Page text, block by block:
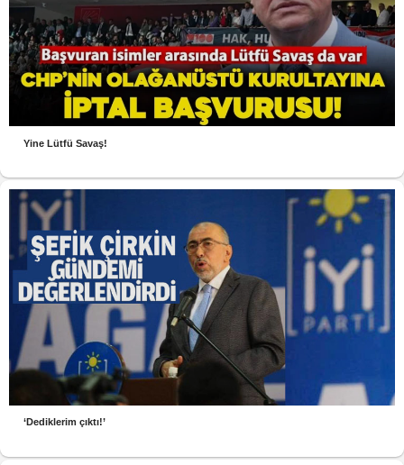
Yine Lütfü Savaş!
‘Dediklerim çıktı!’